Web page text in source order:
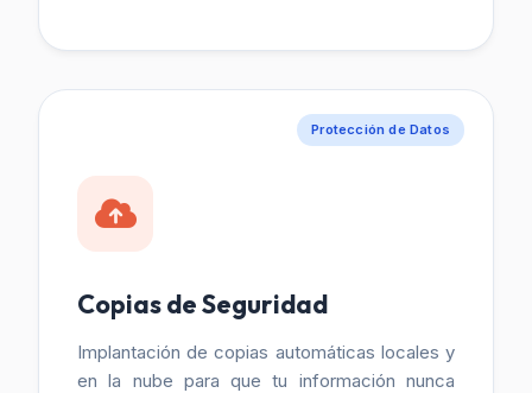
Protección de Datos
Copias de Seguridad
Implantación de copias automáticas locales y
en la nube para que tu información nunca